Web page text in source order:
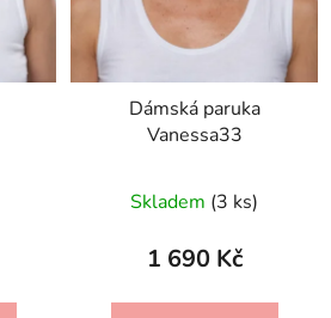
Dámská paruka
Vanessa33
Skladem (3 ks)
1 690 Kč